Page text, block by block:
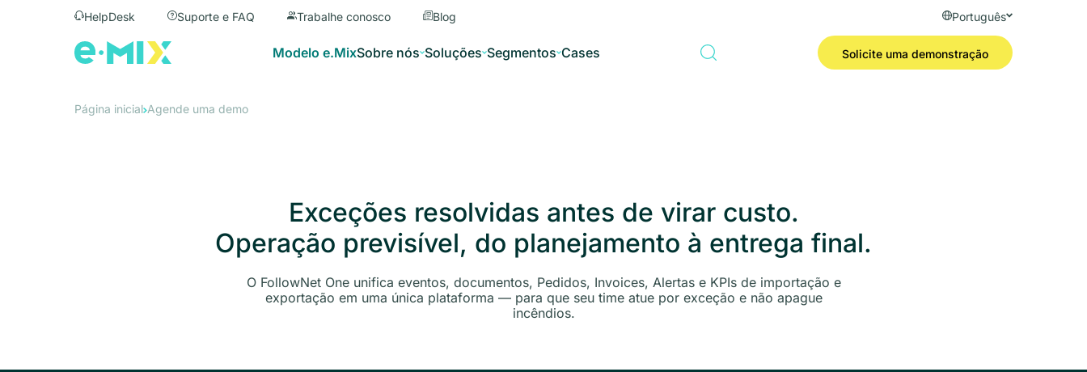
HelpDesk Suporte e FAQ Trabalhe conosco Blog Português
Modelo e.MixSobre nós Soluções Segmentos Cases Solicite uma demonstração
Página inicial Agende uma demo
Exceções resolvidas antes de virar custo.
Operação previsível, do planejamento à entrega final.
O FollowNet One unifica eventos, documentos, Pedidos, Invoices, Alertas e KPIs de importação e
exportação em uma única plataforma — para que seu time atue por exceção e não apague
incêndios.